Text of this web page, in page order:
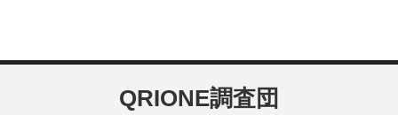
QRIONE調査団